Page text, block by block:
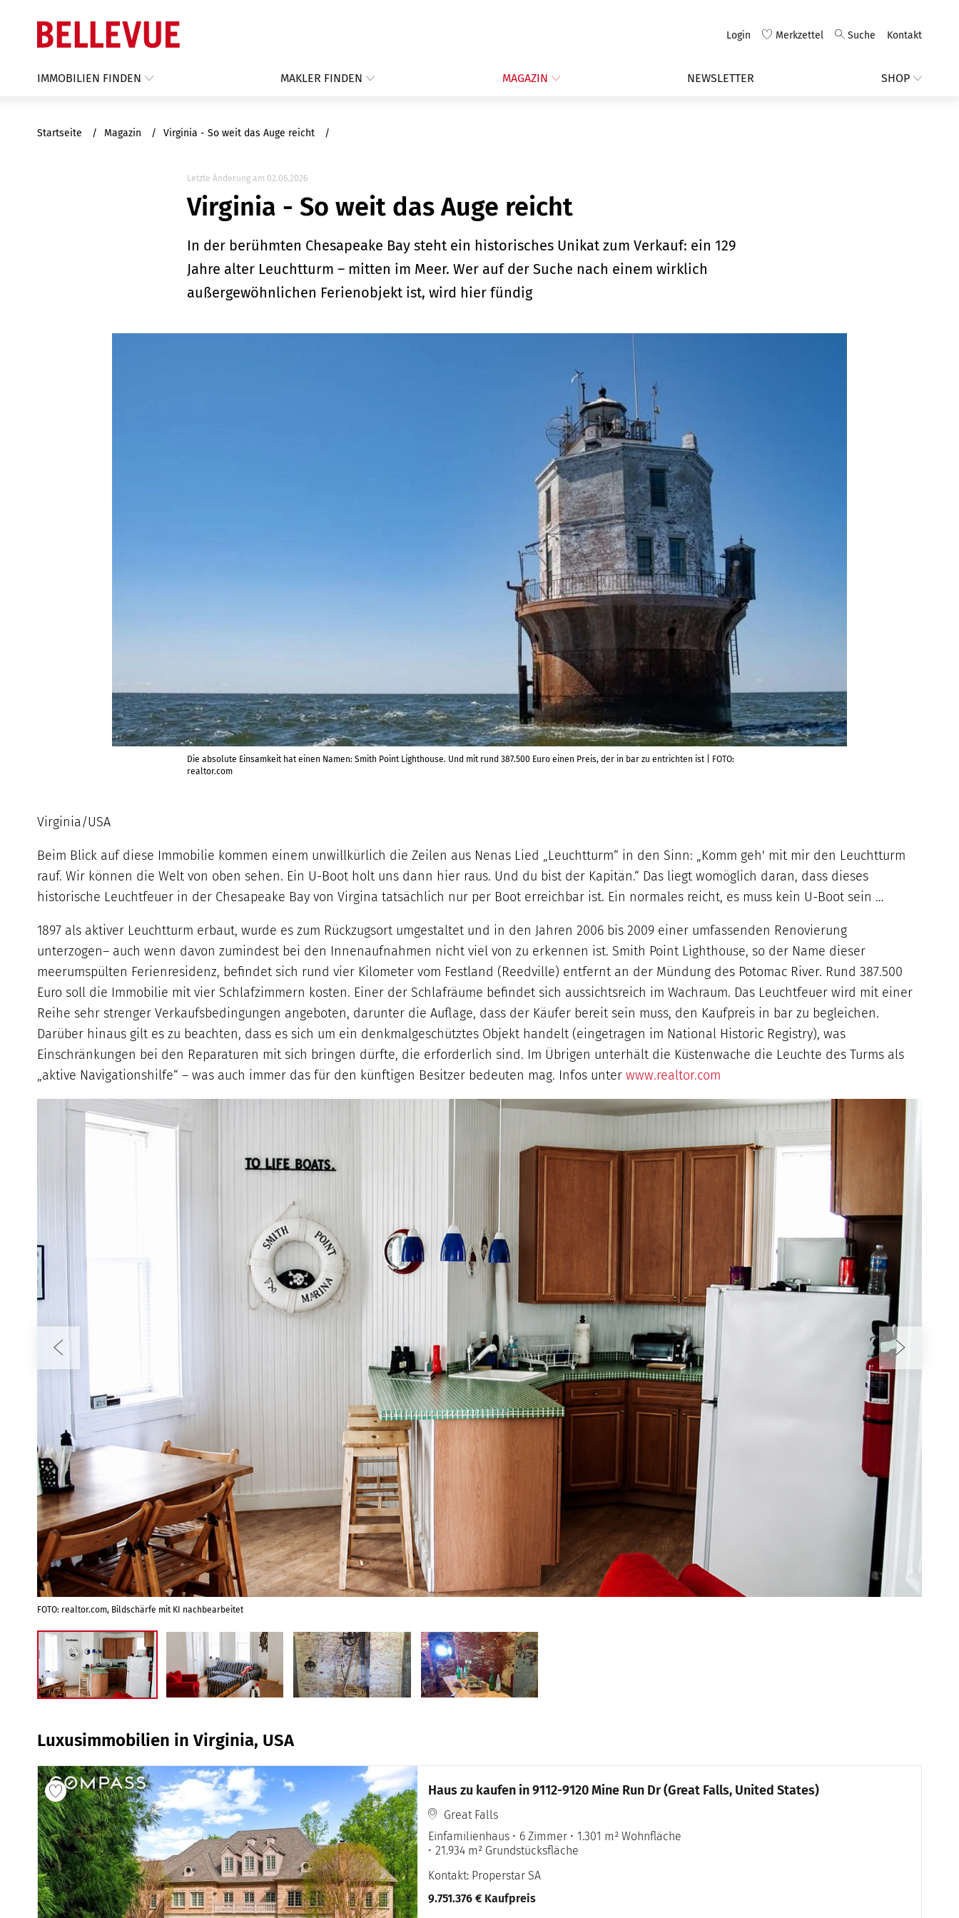
Login Merkzettel Suche Kontakt
IMMOBILIEN FINDEN MAKLER FINDEN MAGAZIN NEWSLETTER SHOP
Startseite Magazin Virginia - So weit das Auge reicht
Letzte Änderung am 02.06.2026
Virginia - So weit das Auge reicht
In der berühmten Chesapeake Bay steht ein historisches Unikat zum Verkauf: ein 129
Jahre alter Leuchtturm – mitten im Meer. Wer auf der Suche nach einem wirklich
außergewöhnlichen Ferienobjekt ist, wird hier fündig
Die absolute Einsamkeit hat einen Namen: Smith Point Lighthouse. Und mit rund 387.500 Euro einen Preis, der in bar zu entrichten ist | FOTO:
realtor.com
Virginia/USA
Beim Blick auf diese Immobilie kommen einem unwillkürlich die Zeilen aus Nenas Lied „Leuchtturm“ in den Sinn: „Komm geh' mit mir den Leuchtturm
rauf. Wir können die Welt von oben sehen. Ein U-Boot holt uns dann hier raus. Und du bist der Kapitän.“ Das liegt womöglich daran, dass dieses
historische Leuchtfeuer in der Chesapeake Bay von Virgina tatsächlich nur per Boot erreichbar ist. Ein normales reicht, es muss kein U-Boot sein …
1897 als aktiver Leuchtturm erbaut, wurde es zum Rückzugsort umgestaltet und in den Jahren 2006 bis 2009 einer umfassenden Renovierung
unterzogen– auch wenn davon zumindest bei den Innenaufnahmen nicht viel von zu erkennen ist. Smith Point Lighthouse, so der Name dieser
meerumspülten Ferienresidenz, befindet sich rund vier Kilometer vom Festland (Reedville) entfernt an der Mündung des Potomac River. Rund 387.500
Euro soll die Immobilie mit vier Schlafzimmern kosten. Einer der Schlafräume befindet sich aussichtsreich im Wachraum. Das Leuchtfeuer wird mit einer
Reihe sehr strenger Verkaufsbedingungen angeboten, darunter die Auflage, dass der Käufer bereit sein muss, den Kaufpreis in bar zu begleichen.
Darüber hinaus gilt es zu beachten, dass es sich um ein denkmalgeschütztes Objekt handelt (eingetragen im National Historic Registry), was
Einschränkungen bei den Reparaturen mit sich bringen dürfte, die erforderlich sind. Im Übrigen unterhält die Küstenwache die Leuchte des Turms als
„aktive Navigationshilfe“ – was auch immer das für den künftigen Besitzer bedeuten mag. Infos unter www.realtor.com
FOTO: realtor.com, Bildschärfe mit KI nachbearbeitet
Luxusimmobilien in Virginia, USA
Haus zu kaufen in 9112-9120 Mine Run Dr (Great Falls, United States)
Great Falls
Einfamilienhaus
6 Zimmer
1.301 m² Wohnfläche
21.934 m² Grundstücksfläche
Kontakt: Properstar SA
9.751.376 € Kaufpreis